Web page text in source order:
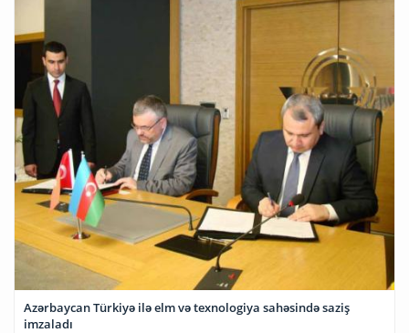
Azərbaycan Türkiyə ilə elm və texnologiya sahəsində saziş
imzaladı